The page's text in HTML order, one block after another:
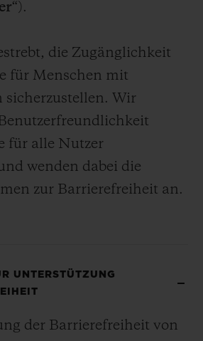
“).
die Zugänglichkeit
für Menschen mit
sicherzustellen. Wir
für alle Nutzer
wenden dabei die
zur Barrierefreiheit an.
UNTERSTÜTZUNG
der Barrierefreiheit von
LIEFERZEIT